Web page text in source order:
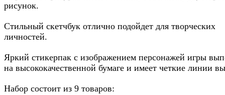
рисунок.
Стильный скетчбук отлично подойдет для творческих
личностей.
Яркий стикерпак с изображением персонажей игры
на высококачественной бумаге и имеет четкие линии
Набор состоит из 9 товаров: